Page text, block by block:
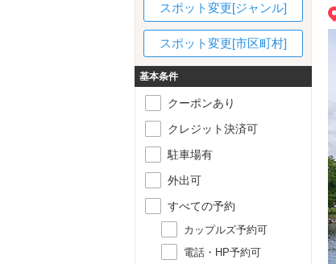
スポット変更[ジャンル]
スポット変更[市区町村]
基本条件
クーポンあり
クレジット決済可
駐車場有
外出可
すべての予約
カップルズ予約可
電話・HP予約可